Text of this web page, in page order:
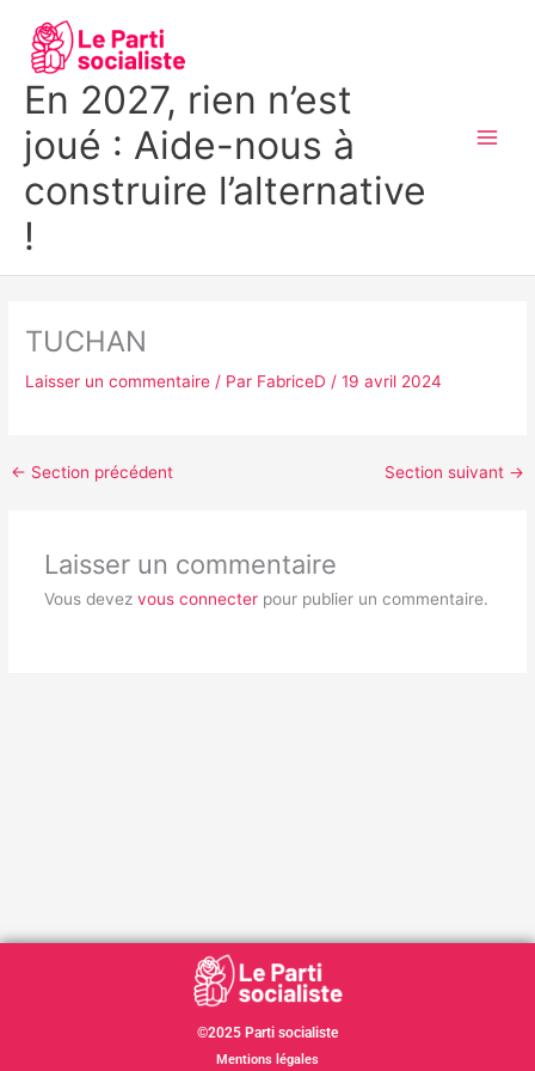
contenu
En 2027, rien n’est
joué : Aide-nous à
construire l’alternative
!
TUCHAN
Laisser un commentaire / Par FabriceD/19 avril 2024
← Section précédent Section suivant →
Laisser un commentaire
Vous devez vous connecterpour publier un commentaire.
©2025 Parti socialiste
Mentions légales